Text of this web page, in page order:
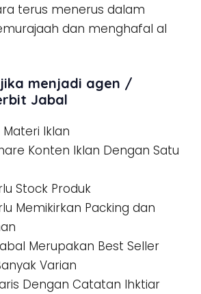
terus menerus dalam
dan menghafal al
menjadi agen /
Jabal
Iklan
Konten Iklan Dengan Satu
Stock Produk
Memikirkan Packing dan
Merupakan Best Seller
Varian
Dengan Catatan Ihktiar